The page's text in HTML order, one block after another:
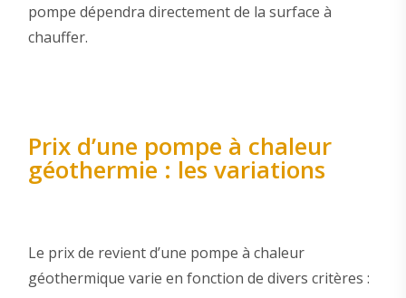
pompe dépendra directement de la surface à
chauffer.
Prix d’une pompe à chaleur
géothermie : les variations
Le prix de revient d’une pompe à chaleur
géothermique varie en fonction de divers critères :